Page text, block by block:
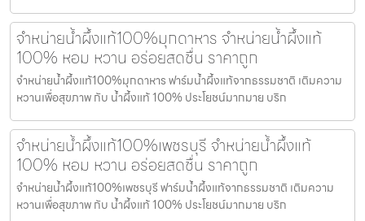
จำหน่ายน้ำผึ้งแท้100%มุกดาหาร จำหน่ายน้ำผึ้งแท้
100% หอม หวาน อร่อยสดชื่น ราคาถูก
จำหน่ายน้ำผึ้งแท้100%มุกดาหาร ฟาร์มน้ำผึ้งแท้จากธรรมชาติ เติมความ
หวานเพื่อสุขภาพ กับ น้ำผึ้งแท้ 100% ประโยชน์มากมาย บริก
จำหน่ายน้ำผึ้งแท้100%เพชรบุรี จำหน่ายน้ำผึ้งแท้
100% หอม หวาน อร่อยสดชื่น ราคาถูก
จำหน่ายน้ำผึ้งแท้100%เพชรบุรี ฟาร์มน้ำผึ้งแท้จากธรรมชาติ เติมความ
หวานเพื่อสุขภาพ กับ น้ำผึ้งแท้ 100% ประโยชน์มากมาย บริก